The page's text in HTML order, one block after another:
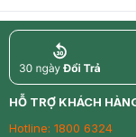
return
HỖ TRỢ KHÁCH
Hotline: 1800 6324